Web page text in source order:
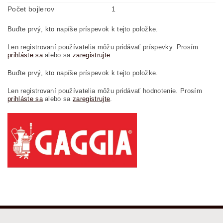
Počet bojlerov 1
Buďte prvý, kto napíše príspevok k tejto položke.
Len registrovaní používatelia môžu pridávať príspevky. Prosím
prihláste saalebo sazaregistrujte
Buďte prvý, kto napíše príspevok k tejto položke.
Len registrovaní používatelia môžu pridávať hodnotenie. Prosím
prihláste saalebo sazaregistrujte